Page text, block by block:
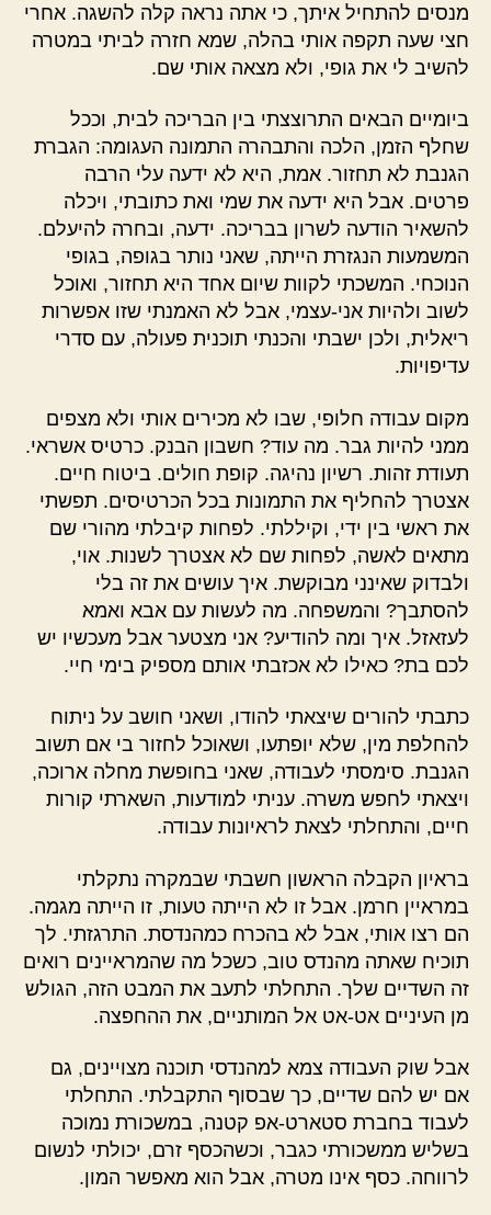
מנסים להתחיל איתך, כי אתה נראה קלה להשגה. אחרי
חצי שעה תקפה אותי בהלה, שמא חזרה לביתי במטרה
להשיב לי את גופי, ולא מצאה אותי שם.
ביומיים הבאים התרוצצתי בין הבריכה לבית, וככל
שחלף הזמן, הלכה והתבהרה התמונה העגומה: הגברת
הגנבת לא תחזור. אמת, היא לא ידעה עלי הרבה
פרטים. אבל היא ידעה את שמי ואת כתובתי, ויכלה
להשאיר הודעה לשרון בבריכה. ידעה, ובחרה להיעלם.
המשמעות הנגזרת הייתה, שאני נותר בגופה, בגופי
הנוכחי. המשכתי לקוות שיום אחד היא תחזור, ואוכל
לשוב ולהיות אני-עצמי, אבל לא האמנתי שזו אפשרות
ריאלית, ולכן ישבתי והכנתי תוכנית פעולה, עם סדרי
עדיפויות.
מקום עבודה חלופי, שבו לא מכירים אותי ולא מצפים
ממני להיות גבר. מה עוד? חשבון הבנק. כרטיס אשראי.
תעודת זהות. רשיון נהיגה. קופת חולים. ביטוח חיים.
אצטרך להחליף את התמונות בכל הכרטיסים. תפשתי
את ראשי בין ידי, וקיללתי. לפחות קיבלתי מהורי שם
מתאים לאשה, לפחות שם לא אצטרך לשנות. אוי,
ולבדוק שאינני מבוקשת. איך עושים את זה בלי
להסתבך? והמשפחה. מה לעשות עם אבא ואמא
לעזאזל. איך ומה להודיע? אני מצטער אבל מעכשיו יש
לכם בת? כאילו לא אכזבתי אותם מספיק בימי חיי.
כתבתי להורים שיצאתי להודו, ושאני חושב על ניתוח
להחלפת מין, שלא יופתעו, ושאוכל לחזור בי אם תשוב
הגנבת. סימסתי לעבודה, שאני בחופשת מחלה ארוכה,
ויצאתי לחפש משרה. עניתי למודעות, השארתי קורות
חיים, והתחלתי לצאת לראיונות עבודה.
בראיון הקבלה הראשון חשבתי שבמקרה נתקלתי
במראיין חרמן. אבל זו לא הייתה טעות, זו הייתה מגמה.
הם רצו אותי, אבל לא בהכרח כמהנדסת. התרגזתי. לך
תוכיח שאתה מהנדס טוב, כשכל מה שהמראיינים רואים
זה השדיים שלך. התחלתי לתעב את המבט הזה, הגולש
מן העיניים אט-אט אל המותניים, את ההחפצה.
אבל שוק העבודה צמא למהנדסי תוכנה מצויינים, גם
אם יש להם שדיים, כך שבסוף התקבלתי. התחלתי
לעבוד בחברת סטארט-אפ קטנה, במשכורת נמוכה
בשליש ממשכורתי כגבר, וכשהכסף זרם, יכולתי לנשום
לרווחה. כסף אינו מטרה, אבל הוא מאפשר המון.